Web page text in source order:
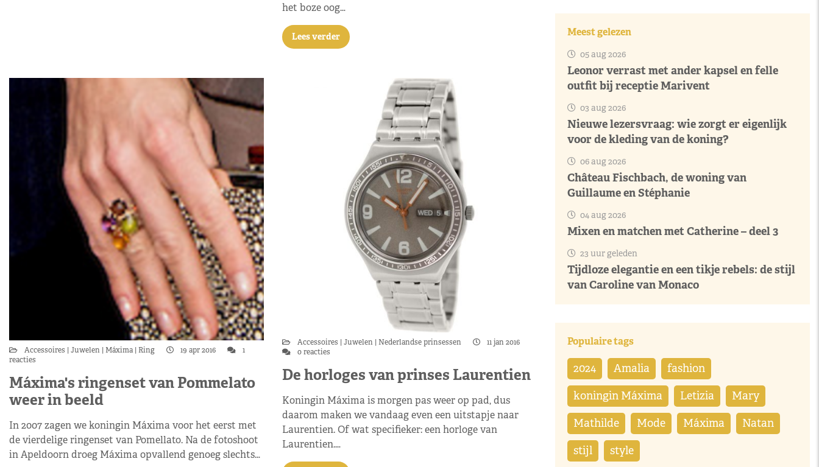
het boze oog…
Lees verder
Accessoires Juwelen Máxima Ring 19 apr 2016
1
reacties
Máxima's ringenset van Pommelato
weer in beeld
In 2007 zagen we koningin Máxima voor het eerst met
de vierdelige ringenset van Pomellato. Na de fotoshoot
in Apeldoorn droeg Máxima opvallend genoeg slechts…
Accessoires Juwelen Nederlandse prinsessen
11 jan 2016
0 reacties
De horloges van prinses Laurentien
Koningin Máxima is morgen pas weer op pad, dus
daarom maken we vandaag even een uitstapje naar
Laurentien. Of wat specifieker: een horloge van
Laurentien.…
Meest gelezen
05 aug 2026
Leonor verrast met ander kapsel en felle
outfit bij receptie Marivent
03 aug 2026
Nieuwe lezersvraag: wie zorgt er eigenlijk
voor de kleding van de koning?
06 aug 2026
Château Fischbach, de woning van
Guillaume en Stéphanie
04 aug 2026
Mixen en matchen met Catherine – deel 3
23 uur geleden
Tijdloze elegantie en een tikje rebels: de stijl
van Caroline van Monaco
Populaire tags
2024 Amalia fashion
koningin Máxima Letizia Mary
Mathilde Mode Máxima Natan
stijl style